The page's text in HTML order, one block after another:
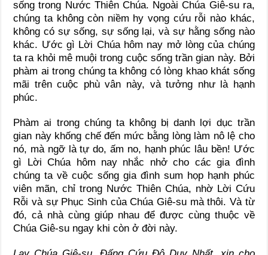
sống trong Nước Thiên Chúa. Ngoài Chúa Giê-su ra,
chúng ta không còn niềm hy vọng cứu rỗi nào khác,
không có sự sống, sự sống lại, và sự hằng sống nào
khác. Ước gì Lời Chúa hôm nay mở lòng của chúng
ta ra khỏi mê muội trong cuộc sống trần gian này. Bởi
phàm ai trong chúng ta không có lòng khao khát sống
mãi trên cuộc phù vân này, và tưởng như là hạnh
phúc.
Phàm ai trong chúng ta không bị danh lợi dục trần
gian này khống chế đến mức bằng lòng làm nô lệ cho
nó, mà ngỡ là tự do, ấm no, hạnh phúc lâu bền! Ước
gì Lời Chúa hôm nay nhắc nhở cho các gia đình
chúng ta về cuộc sống gia đình sum họp hạnh phúc
viên mãn, chỉ trong Nước Thiên Chúa, nhờ Lời Cứu
Rỗi và sự Phục Sinh của Chúa Giê-su mà thôi. Và từ
đó, cả nhà cùng giúp nhau để được cùng thuộc về
Chúa Giê-su ngay khi còn ở đời này.